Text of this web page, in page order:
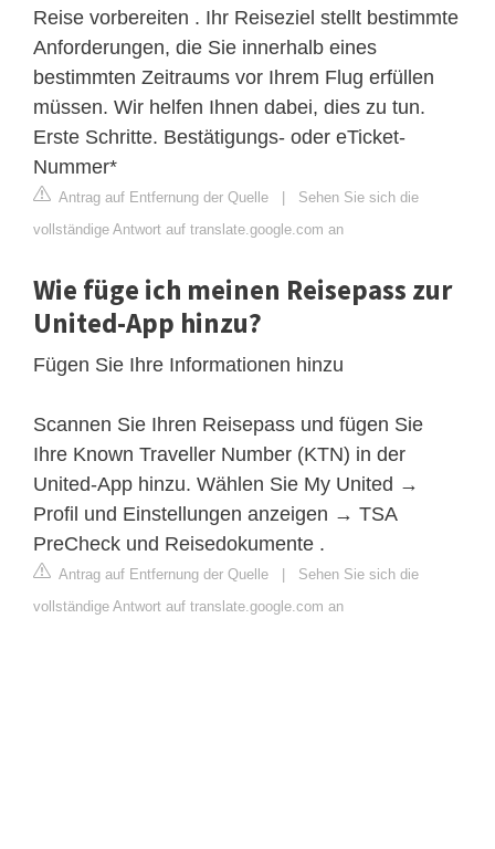
Reise vorbereiten . Ihr Reiseziel stellt bestimmte
Anforderungen, die Sie innerhalb eines
bestimmten Zeitraums vor Ihrem Flug erfüllen
müssen. Wir helfen Ihnen dabei, dies zu tun.
Erste Schritte. Bestätigungs- oder eTicket-
Nummer*
Antrag auf Entfernung der Quelle | Sehen Sie sich die
vollständige Antwort auf translate.google.com an
Wie füge ich meinen Reisepass zur
United-App hinzu?
Fügen Sie Ihre Informationen hinzu
Scannen Sie Ihren Reisepass und fügen Sie
Ihre Known Traveller Number (KTN) in der
United-App hinzu. Wählen Sie My United →
Profil und Einstellungen anzeigen → TSA
PreCheck und Reisedokumente .
Antrag auf Entfernung der Quelle | Sehen Sie sich die
vollständige Antwort auf translate.google.com an